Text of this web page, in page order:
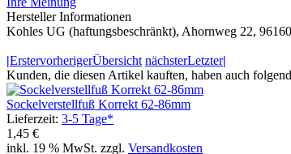
Hersteller Informationen
Kohles UG (haftungsbeschränkt), Ahornweg 22,
|ErstervorherigerÜbersicht nächsterLetzter|
Kunden, die diesen Artikel kauften, haben auch
Sockelverstellfuß Korrekt 62-86mm
Lieferzeit: 3-5 Tage*
1,45 €
inkl. 19 % MwSt. zzgl. Versandkosten